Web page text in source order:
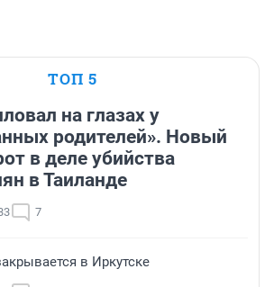
ТОП 5
на глазах у
родителей». Новый
в деле убийства
в Таиланде
7
в Иркутске